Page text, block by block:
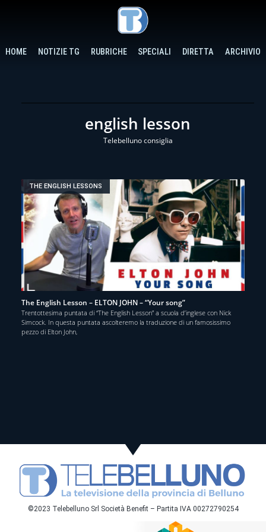
HOME NOTIZIE TG RUBRICHE SPECIALI DIRETTA ARCHIVIO
english lesson
Telebelluno consiglia
THE ENGLISH LESSONS
The English Lesson – ELTON JOHN – “Your song”
Trentottesima puntata di “The English Lesson” a scuola d’inglese con Nick
Simcock. In questa puntata ascolteremo la traduzione di un famosissimo
pezzo di Elton John,
©2023 Telebelluno Srl Società Benefit – Partita IVA 00272790254